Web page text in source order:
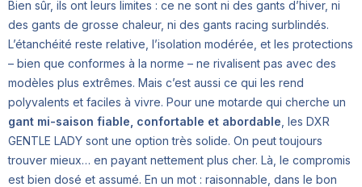
Bien sûr, ils ont leurs limites : ce ne sont ni des gants d’hiver, ni
des gants de grosse chaleur, ni des gants racing surblindés.
L’étanchéité reste relative, l’isolation modérée, et les protections
– bien que conformes à la norme – ne rivalisent pas avec des
modèles plus extrêmes. Mais c’est aussi ce qui les rend
polyvalents et faciles à vivre. Pour une motarde qui cherche un
gant mi-saison fiable, confortable et abordable , les DXR
GENTLE LADY sont une option très solide. On peut toujours
trouver mieux… en payant nettement plus cher. Là, le compromis
est bien dosé et assumé. En un mot : raisonnable, dans le bon